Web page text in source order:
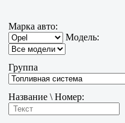
Марка авто:
Модель:
Группа
Название \ Номер: